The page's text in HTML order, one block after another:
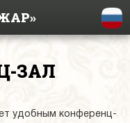
ЗАЛ
удобным конференц-